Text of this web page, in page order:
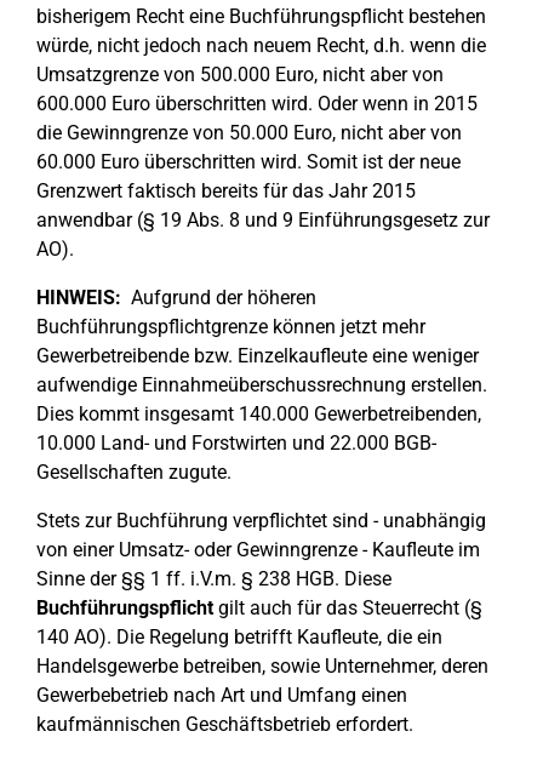
bisherigem Recht eine Buchführungspflicht bestehen
würde, nicht jedoch nach neuem Recht, d.h. wenn die
Umsatzgrenze von 500.000 Euro, nicht aber von
600.000 Euro überschritten wird. Oder wenn in 2015
die Gewinngrenze von 50.000 Euro, nicht aber von
60.000 Euro überschritten wird. Somit ist der neue
Grenzwert faktisch bereits für das Jahr 2015
anwendbar (§ 19 Abs. 8 und 9 Einführungsgesetz zur
AO).
HINWEIS: Aufgrund der höheren
Buchführungspflichtgrenze können jetzt mehr
Gewerbetreibende bzw. Einzelkaufleute eine weniger
aufwendige Einnahmeüberschussrechnung erstellen.
Dies kommt insgesamt 140.000 Gewerbetreibenden,
10.000 Land- und Forstwirten und 22.000 BGB-
Gesellschaften zugute.
Stets zur Buchführung verpflichtet sind - unabhängig
von einer Umsatz- oder Gewinngrenze - Kaufleute im
Sinne der §§ 1 ff. i.V.m. § 238 HGB. Diese
Buchführungspflichtgilt auch für das Steuerrecht (§
140 AO). Die Regelung betrifft Kaufleute, die ein
Handelsgewerbe betreiben, sowie Unternehmer, deren
Gewerbebetrieb nach Art und Umfang einen
kaufmännischen Geschäftsbetrieb erfordert.